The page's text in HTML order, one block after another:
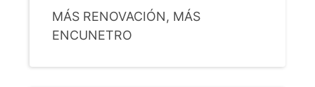
MÁS RENOVACIÓN, MÁS
ENCUNETRO